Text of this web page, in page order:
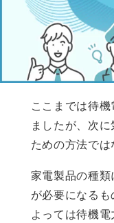
ここまでは待
ましたが、次
ための方法では
家電製品の種
が必要になる
よっては待機